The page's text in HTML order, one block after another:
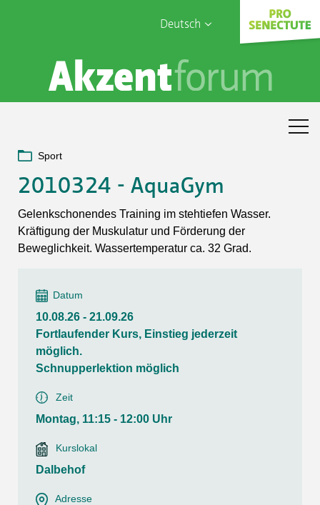
Deutsch
English
Français
Sophia Care
Sport
2010324 - AquaGym
Gelenkschonendes Training im stehtiefen Wasser.
Kräftigung der Muskulatur und Förderung der
Beweglichkeit. Wassertemperatur ca. 32 Grad.
Datum
10.08.26 - 21.09.26
Fortlaufender Kurs, Einstieg jederzeit
möglich.
Schnupperlektion möglich
Zeit
Montag, 11:15 - 12:00 Uhr
Kurslokal
Dalbehof
Adresse